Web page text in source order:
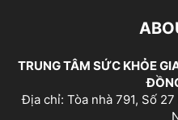
TRUNG TÂM SỨC KHỎE
Địa chỉ: Tòa nhà 791, Số